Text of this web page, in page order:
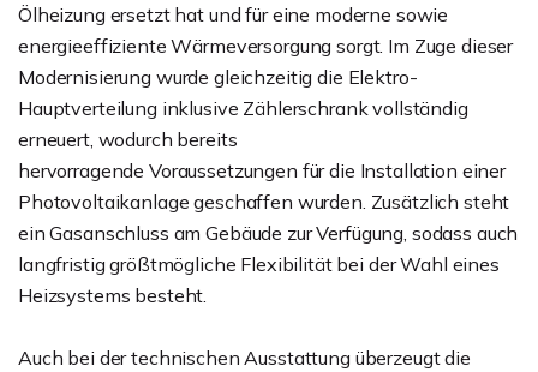
Ölheizung ersetzt hat und für eine moderne sowie
energieeffiziente Wärmeversorgung sorgt. Im Zuge dieser
Modernisierung wurde gleichzeitig die Elektro-
Hauptverteilung inklusive Zählerschrank vollständig
erneuert, wodurch bereits
hervorragende Voraussetzungen für die Installation einer
Photovoltaikanlage geschaffen wurden. Zusätzlich steht
ein Gasanschluss am Gebäude zur Verfügung, sodass auch
langfristig größtmögliche Flexibilität bei der Wahl eines
Heizsystems besteht.
Auch bei der technischen Ausstattung überzeugt die